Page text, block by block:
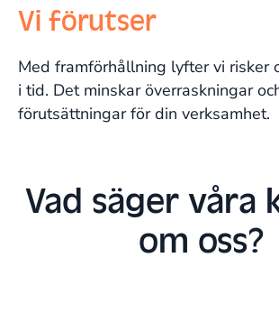
Vi förutser
Med framförhållning lyfter vi risker
i tid. Det minskar överraskningar
förutsättningar för din verksamhet.
Vad säger våra
om oss?